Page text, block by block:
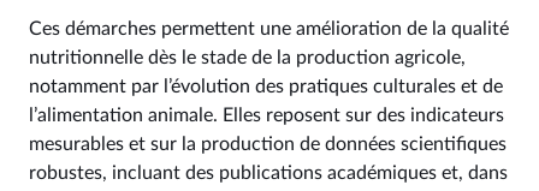
Ces démarches permettent une amélioration de la qualité
nutritionnelle dès le stade de la production agricole,
notamment par l’évolution des pratiques culturales et de
l’alimentation animale. Elles reposent sur des indicateurs
mesurables et sur la production de données scientifiques
robustes, incluant des publications académiques et, dans